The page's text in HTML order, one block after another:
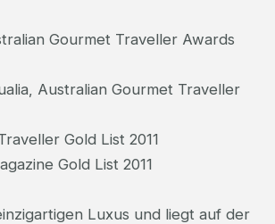
Gourmet Traveller Awards
Australian Gourmet Traveller
Gold List 2011
Gold List 2011
Luxus und liegt auf der